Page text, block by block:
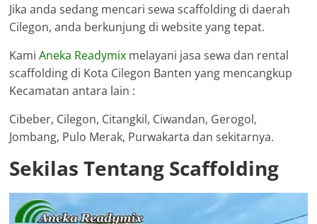
Jika anda sedang mencari sewa scaffolding di daerah
Cilegon, anda berkunjung di website yang tepat.
KamiAneka Readymix melayani jasa sewa dan rental
scaffolding di Kota Cilegon Banten yang mencangkup
Kecamatan antara lain :
Cibeber, Cilegon, Citangkil, Ciwandan, Gerogol,
Jombang, Pulo Merak, Purwakarta dan sekitarnya.
Sekilas Tentang Scaffolding